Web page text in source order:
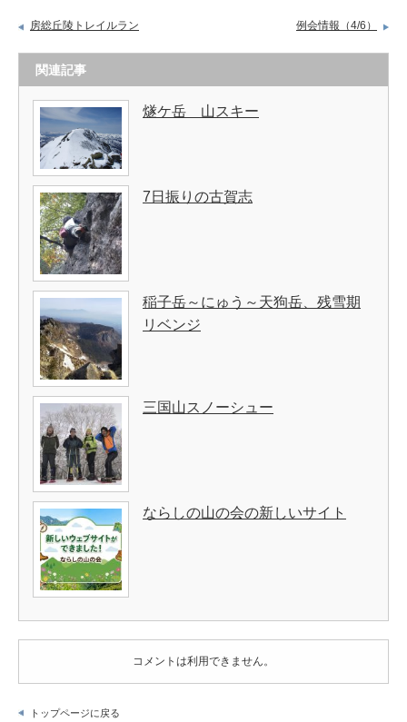
房総丘陵トレイルラン 例会情報（4/6）
関連記事
燧ケ岳 山スキー
7日振りの古賀志
稲子岳～にゅう～天狗岳、残雪期
リベンジ
三国山スノーシュー
ならしの山の会の新しいサイト
コメントは利用できません。
トップページに戻る